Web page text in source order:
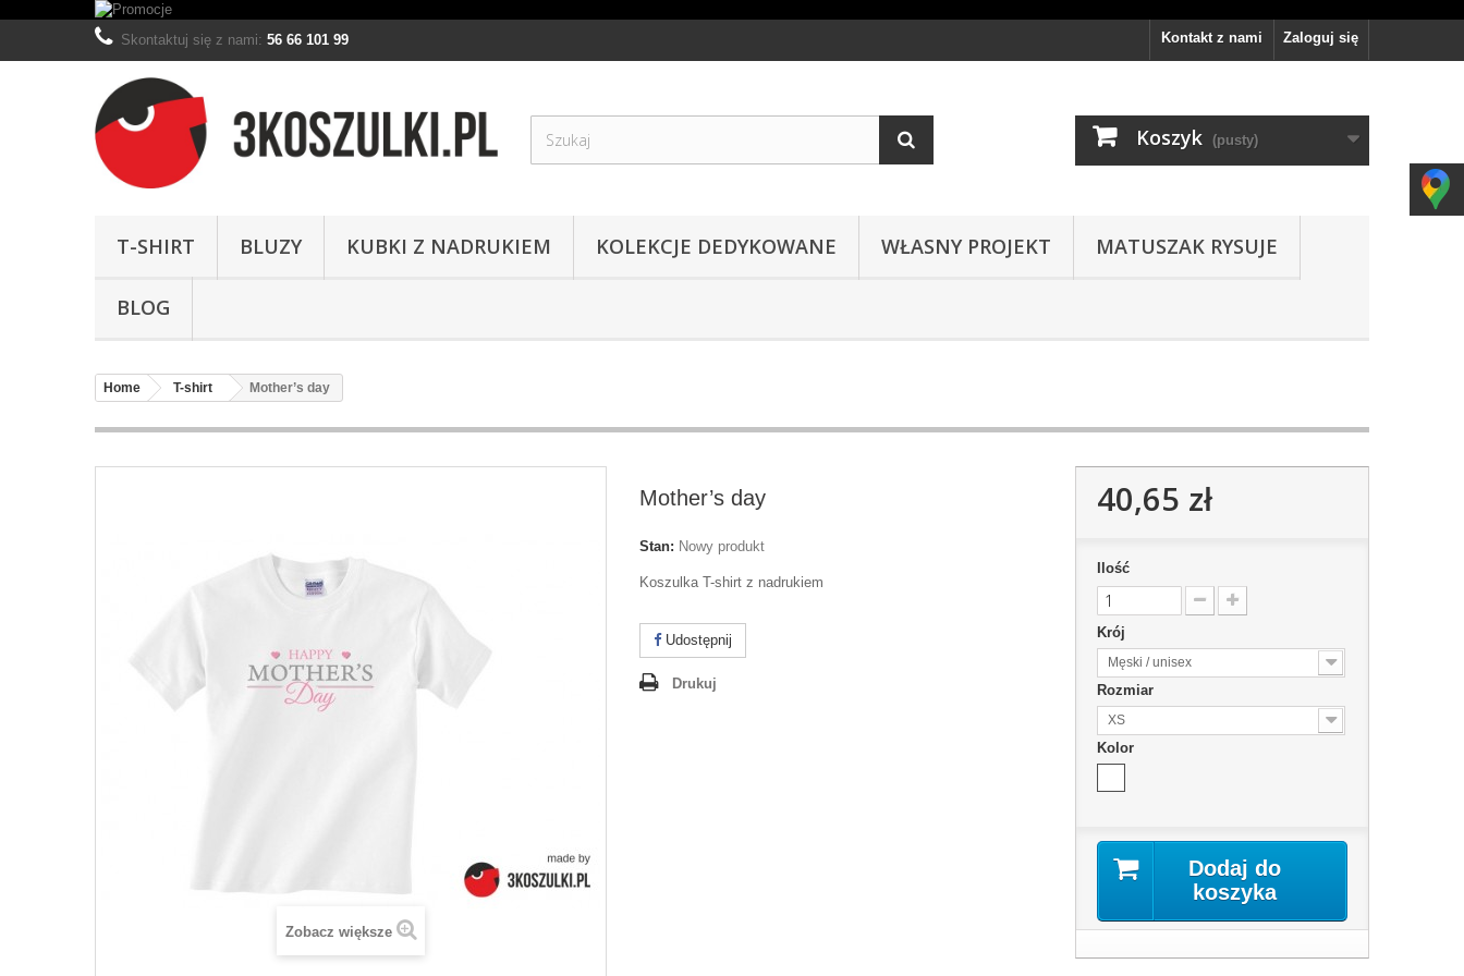
Zaloguj się
Kontakt z nami
Skontaktuj się z nami: 56 66 101 99
Koszyk (pusty)
T-SHIRT BLUZY KUBKI Z NADRUKIEM KOLEKCJE DEDYKOWANE WŁASNY PROJEKT MATUSZAK RYSUJE
BLOG
Home T-shirt Mother’s day
Zobacz większe
Mother’s day
Stan: Nowy produkt
Koszulka T-shirt z nadrukiem
Udostępnij
Drukuj
40,65 zł
Ilość
Krój
Męski / unisex
Rozmiar
XS
Kolor
Dodaj do
koszyka